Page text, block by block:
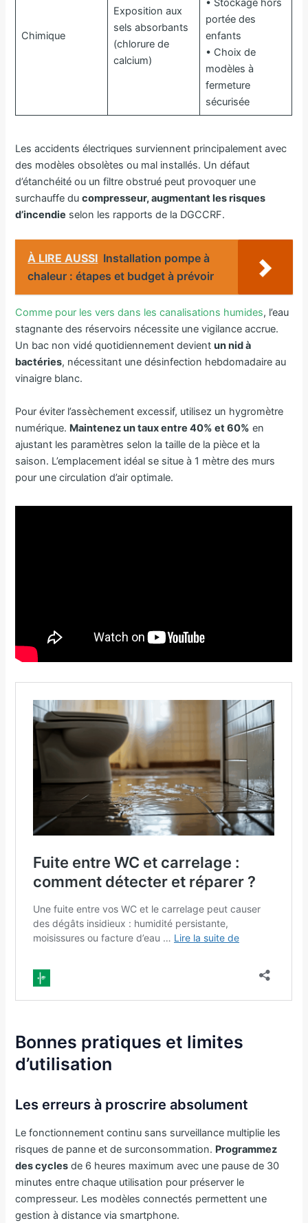
Chimique
Exposition aux
sels absorbants
(chlorure de
calcium)
• Stockage hors
portée des
enfants
• Choix de
modèles à
fermeture
sécurisée
Les accidents électriques surviennent principalement avec
des modèles obsolètes ou mal installés. Un défaut
d’étanchéité ou un filtre obstrué peut provoquer une
surchauffe ducompresseur, augmentant les risques
d’incendie selon les rapports de la DGCCRF.
À LIRE AUSSI Installation pompe à
chaleur : étapes et budget à prévoir
Comme pour les vers dans les canalisations humides, l’eau
stagnante des réservoirs nécessite une vigilance accrue.
Un bac non vidé quotidiennement devientun nid à
bactéries, nécessitant une désinfection hebdomadaire au
vinaigre blanc.
Pour éviter l’assèchement excessif, utilisez un hygromètre
numérique. Maintenez un taux entre 40% et 60% en
ajustant les paramètres selon la taille de la pièce et la
saison. L’emplacement idéal se situe à 1 mètre des murs
pour une circulation d’air optimale.
Bonnes pratiques et limites
d’utilisation
Les erreurs à proscrire absolument
Le fonctionnement continu sans surveillance multiplie les
risques de panne et de surconsommation. Programmez
des cycles de 6 heures maximum avec une pause de 30
minutes entre chaque utilisation pour préserver le
compresseur. Les modèles connectés permettent une
gestion à distance via smartphone.